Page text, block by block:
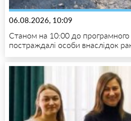
06.08.2026, 10:09
Станом на 10:00 до
постраждалі особи внаслідок